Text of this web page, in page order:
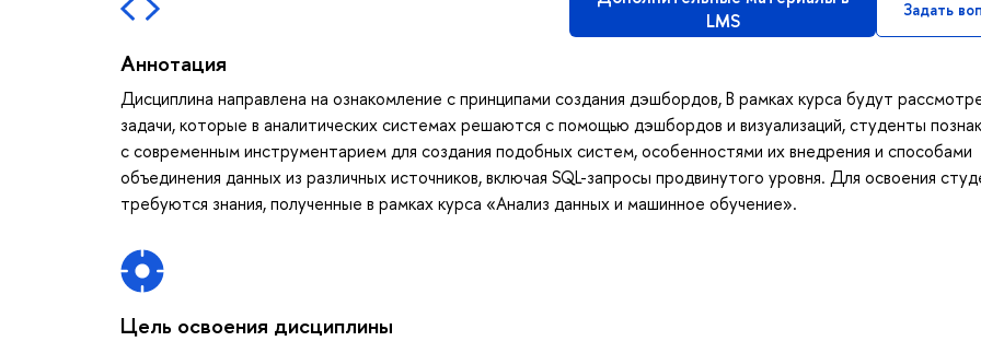
LMS
Задать
Аннотация
Дисциплина направлена на ознакомление с принципами создания дэшбордов, В рамках курса будут
задачи, которые в аналитических системах решаются с помощью дэшбордов и визуализаций, студенты
с современным инструментарием для создания подобных систем, особенностями их внедрения и способами
объединения данных из различных источников, включая SQL-запросы продвинутого уровня. Для освоения
требуются знания, полученные в рамках курса «Анализ данных и машинное обучение».
Цель освоения дисциплины